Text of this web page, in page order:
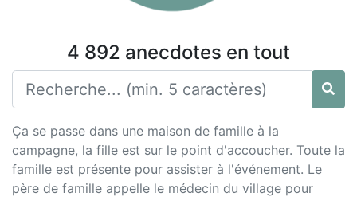
4 892 anecdotes en tout
Ça se passe dans une maison de famille à la
campagne, la fille est sur le point d'accoucher. Toute la
famille est présente pour assister à l'événement. Le
père de famille appelle le médecin du village pour